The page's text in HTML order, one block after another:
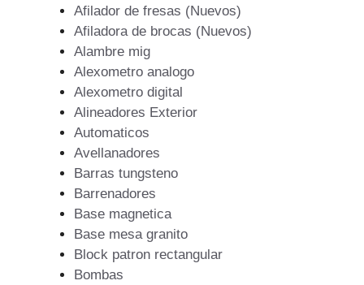
Afilador de fresas (Nuevos)
Afiladora de brocas (Nuevos)
Alambre mig
Alexometro analogo
Alexometro digital
Alineadores Exterior
Automaticos
Avellanadores
Barras tungsteno
Barrenadores
Base magnetica
Base mesa granito
Block patron rectangular
Bombas